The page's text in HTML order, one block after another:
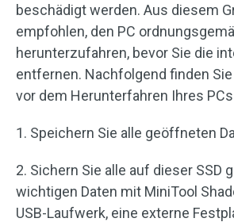
beschädigt werden. Aus diesem
empfohlen, den PC
herunterzufahren, bevor Sie die
entfernen. Nachfolgend finden Sie
vor dem Herunterfahren Ihres
1. Speichern Sie alle geöffneten
2. Sichern Sie alle auf dieser SSD
wichtigen Daten mit MiniTool
USB-Laufwerk, eine externe